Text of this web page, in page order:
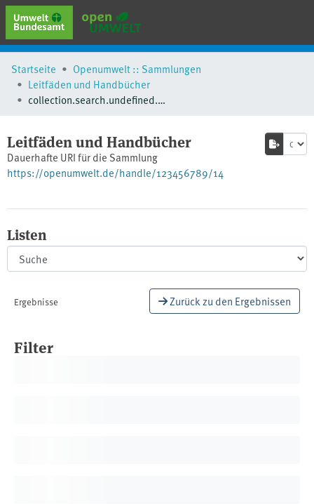
erweiterte Suche
Browse
Sammlungen
Startseite
Openumwelt :: Sammlungen
Leitfäden und Handbücher
collection.search.undefined.breadcrumbs
Leitfäden und Handbücher
Dauerhafte URI für die Sammlung
https://openumwelt.de/handle/123456789/14
Listen
Ergebnisse Zurück zu den Ergebnissen
Filter